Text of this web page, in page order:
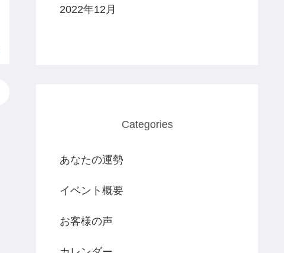
2022年12月
Categories
あなたの運勢
イベント概要
お客様の声